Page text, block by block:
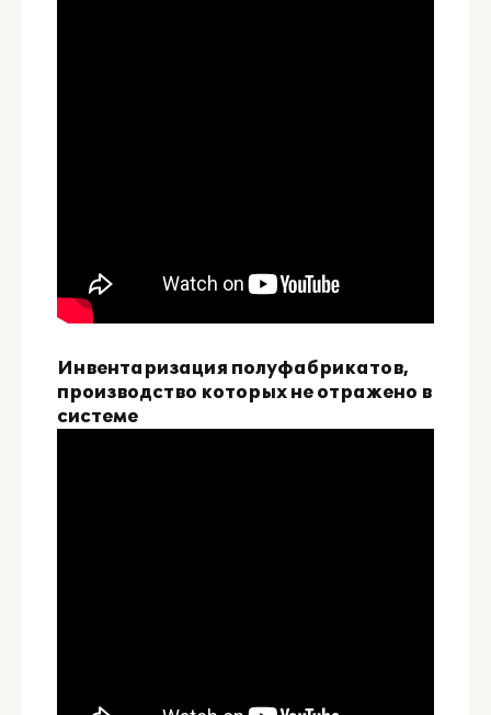
Инвентаризация полуфабрикатов,
производство которых не отражено в
системе